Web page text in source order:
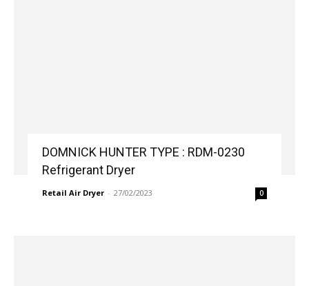
DOMNICK HUNTER TYPE : RDM-0230
Refrigerant Dryer
Retail Air Dryer - 27/02/2023 0